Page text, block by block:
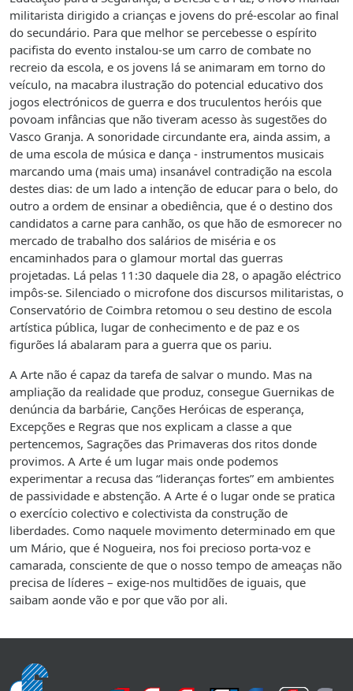
militarista dirigido a crianças e jovens do pré-escolar ao final
do secundário. Para que melhor se percebesse o espírito
pacifista do evento instalou-se um carro de combate no
recreio da escola, e os jovens lá se animaram em torno do
veículo, na macabra ilustração do potencial educativo dos
jogos electrónicos de guerra e dos truculentos heróis que
povoam infâncias que não tiveram acesso às sugestões do
Vasco Granja. A sonoridade circundante era, ainda assim, a
de uma escola de música e dança - instrumentos musicais
marcando uma (mais uma) insanável contradição na escola
destes dias: de um lado a intenção de educar para o belo, do
outro a ordem de ensinar a obediência, que é o destino dos
candidatos a carne para canhão, os que hão de esmorecer no
mercado de trabalho dos salários de miséria e os
encaminhados para o glamour mortal das guerras
projetadas. Lá pelas 11:30 daquele dia 28, o apagão eléctrico
impôs-se. Silenciado o microfone dos discursos militaristas, o
Conservatório de Coimbra retomou o seu destino de escola
artística pública, lugar de conhecimento e de paz e os
figurões lá abalaram para a guerra que os pariu.
A Arte não é capaz da tarefa de salvar o mundo. Mas na
ampliação da realidade que produz, consegue Guernikas de
denúncia da barbárie, Canções Heróicas de esperança,
Excepções e Regras que nos explicam a classe a que
pertencemos, Sagrações das Primaveras dos ritos donde
provimos. A Arte é um lugar mais onde podemos
experimentar a recusa das “lideranças fortes” em ambientes
de passividade e abstenção. A Arte é o lugar onde se pratica
o exercício colectivo e colectivista da construção de
liberdades. Como naquele movimento determinado em que
um Mário, que é Nogueira, nos foi precioso porta-voz e
camarada, consciente de que o nosso tempo de ameaças não
precisa de líderes – exige-nos multidões de iguais, que
saibam aonde vão e por que vão por ali.